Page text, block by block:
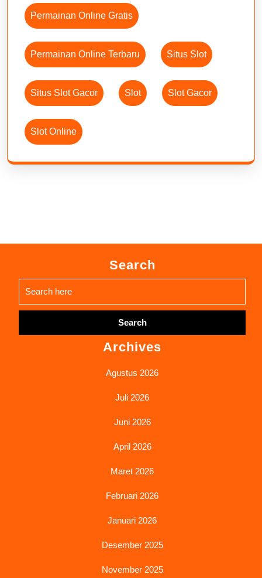
Permainan Online Gratis
Permainan Online Terbaru Situs Slot
Situs Slot Gacor Slot Slot Gacor
Slot Online
Search
for:
Archives
Agustus 2026
Juli 2026
Juni 2026
April 2026
Maret 2026
Februari 2026
Januari 2026
Desember 2025
November 2025